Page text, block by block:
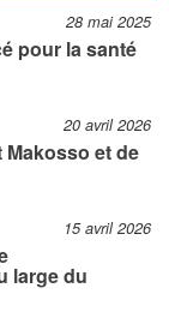
28 mai 2025
pour la santé
20 avril 2026
et de
15 avril 2026
large du